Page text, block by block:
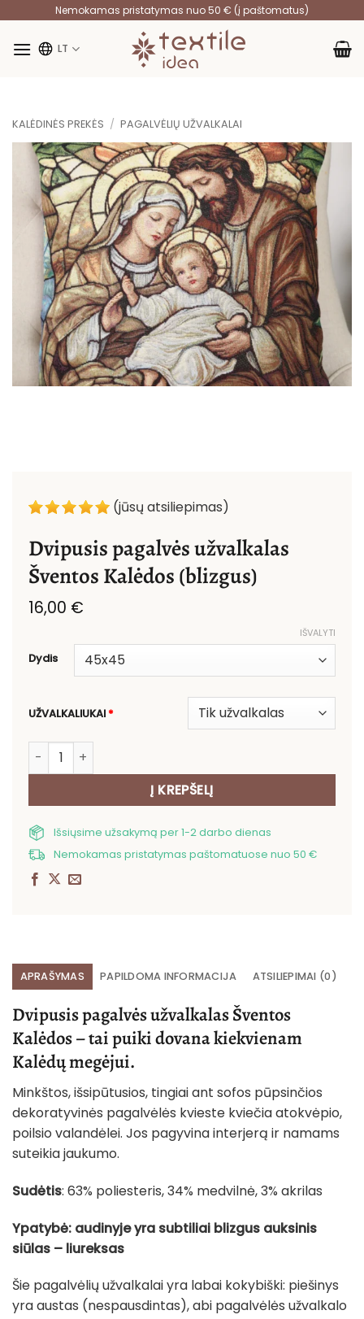
content
Nemokamas pristatymas nuo 50 € (į paštomatus)
LT
KALĖDINĖS PREKĖS / PAGALVĖLIŲ UŽVALKALAI
(jūsų atsiliepimas)
Dvipusis pagalvės užvalkalas
Šventos Kalėdos (blizgus)
16,00 €
Dydis
IŠVALYTI
UŽVALKALIUKAI*
produkto kiekis: Dvipusis pagalvės užvalkalas Šventos
Į KREPŠELĮ
Išsiųsime užsakymą per 1-2 darbo dienas
Nemokamas pristatymas paštomatuose nuo 50 €
APRAŠYMAS PAPILDOMA INFORMACIJA ATSILIEPIMAI (0)
Dvipusis pagalvės užvalkalas Šventos
Kalėdos – tai puiki dovana kiekvienam
Kalėdų megėjui.
Minkštos, išsipūtusios, tingiai ant sofos pūpsinčios
dekoratyvinės pagalvėlės kvieste kviečia atokvėpio,
poilsio valandėlei. Jos pagyvina interjerą ir namams
suteikia jaukumo.
Sudėtis: 63% poliesteris, 34% medvilnė, 3% akrilas
Ypatybė: audinyje yra subtiliai blizgus auksinis
siūlas – liureksas
Šie pagalvėlių užvalkalai yra labai kokybiški: piešinys
yra austas (nespausdintas), abi pagalvėlės užvalkalo